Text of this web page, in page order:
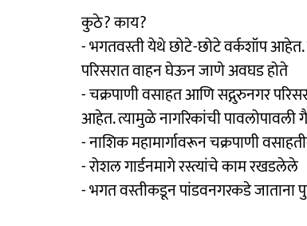
कुठे? काय?
- भगतवस्ती येथे छोटे-छोटे वर्कशॉप
परिसरात वाहन घेऊन जाणे अवघड होते
- चक्रपाणी वसाहत आणि सद्गुरुनगर
आहेत. त्यामुळे नागरिकांची पावलोपावली
- नाशिक महामार्गावरून चक्रपाणी
- रोशल गार्डनमागे रस्त्यांचे काम रखडलेले
- भगत वस्तीकडून पांडवनगरकडे जाताना